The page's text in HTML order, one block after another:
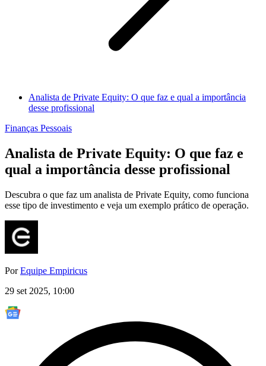
Analista de Private Equity: O que faz e qual a importância
desse profissional
Finanças Pessoais
Analista de Private Equity: O que faz e
qual a importância desse profissional
Descubra o que faz um analista de Private Equity, como funciona
esse tipo de investimento e veja um exemplo prático de operação.
PorEquipe Empiricus
29 set 2025, 10:00